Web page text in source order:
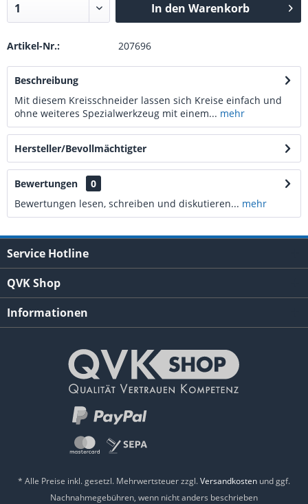
In den Warenkorb
Artikel-Nr.: 207696
Beschreibung
Mit diesem Kreisschneider lassen sich Kreise einfach und
ohne weiteres Spezialwerkzeug mit einem... mehr
Hersteller/Bevollmächtigter
Bewertungen
0
Bewertungen lesen, schreiben und diskutieren... mehr
Service Hotline
QVK Shop
Informationen
* Alle Preise inkl. gesetzl. Mehrwertsteuer zzgl.Versandkosten und ggf.
Nachnahmegebühren, wenn nicht anders beschrieben